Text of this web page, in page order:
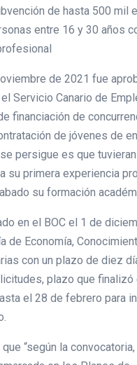
de hasta 500 mil
entre 16 y 30 años
de 2021 fue
Servicio Canario de
financiación de
de jóvenes de
persigue es que
su primera experiencia
su formación
en el BOC el 1 de
de Economía,
con un plazo de diez
plazo que finalizó
el 28 de febrero para
“según la